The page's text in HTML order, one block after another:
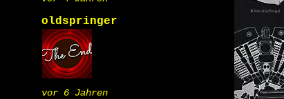
oldspringer
vor 6 Jahren